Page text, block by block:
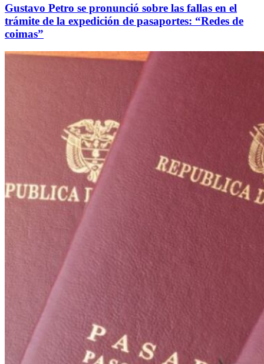
Gustavo Petro se pronunció sobre las fallas en el
trámite de la expedición de pasaportes: “Redes de
coimas”